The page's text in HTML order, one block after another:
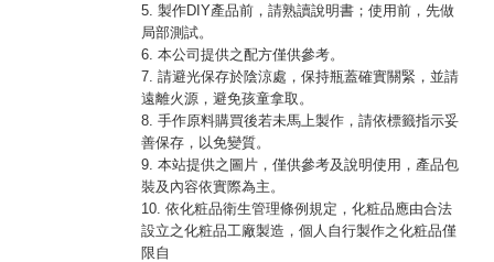
5. 製作DIY產品前，請熟讀說明書；使用前，先做
局部測試。
6. 本公司提供之配方僅供參考。
7. 請避光保存於陰涼處，保持瓶蓋確實關緊，並請
遠離火源，避免孩童拿取。
8. 手作原料購買後若未馬上製作，請依標籤指示妥
善保存，以免變質。
9. 本站提供之圖片，僅供參考及說明使用，產品包
裝及內容依實際為主。
10. 依化粧品衛生管理條例規定，化粧品應由合法
設立之化粧品工廠製造，個人自行製作之化粧品僅
限自